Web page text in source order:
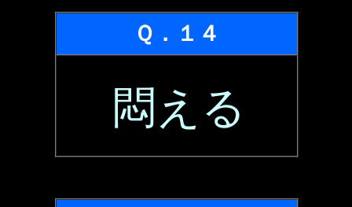
Ｑ．１４
悶える